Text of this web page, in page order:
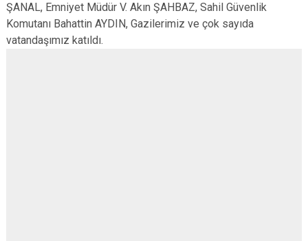
ŞANAL, Emniyet Müdür V. Akın ŞAHBAZ, Sahil Güvenlik
Komutanı Bahattin AYDIN, Gazilerimiz ve çok sayıda
vatandaşımız katıldı.